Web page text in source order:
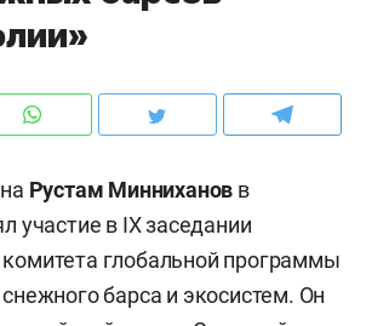
Рустам Минниханов в
участие в IX заседании
глобальной программы
барса и экосистем. Он